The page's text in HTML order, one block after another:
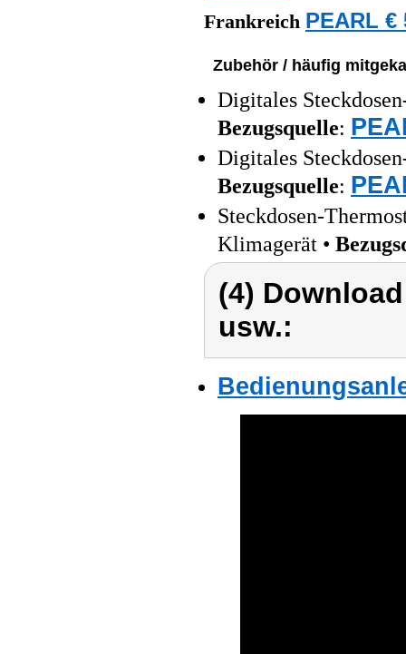
Frankreich PEARL €
Zubehör / häufig
Digitales
Bezugsquelle:
Digitales
Bezugsquelle:
Steckdosen-
Klimagerät •
(4)
usw.: